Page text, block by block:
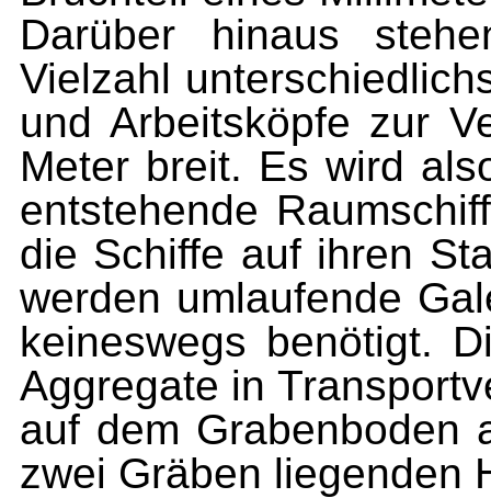
Darüber hinaus
Vielzahl
und Arbeitsköpfe zur
Meter breit. Es wird
entstehende
die Schiffe auf ihren
werden umlaufende
keineswegs benötigt.
Aggregate in
auf dem Grabenboden
zwei Gräben liegenden